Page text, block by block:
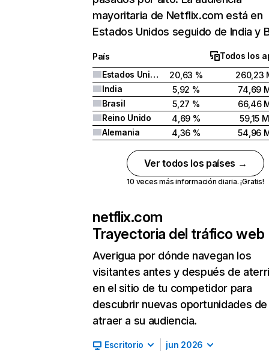
mayoritaria de Netflix.com está en
Estados Unidos seguido de India y
País
Todos los
Estados Unidos
20,63 %
260,23
India
5,92 %
74,69
Brasil
5,27 %
66,46
Reino Unido
4,69 %
59,15 M
Alemania
4,36 % 54,96
Ver todos los países →
10 veces más información diaria. ¡Gratis!
netflix.com
Trayectoria del tráfico web
Averigua por dónde navegan los
visitantes antes y después de
en el sitio de tu competidor para
descubrir nuevas oportunidades de
atraer a su audiencia.
Escritorio jun 2026